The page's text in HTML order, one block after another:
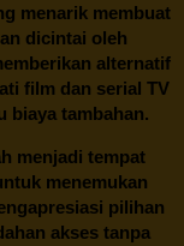
menarik membuat
dicintai oleh
alternatif
film dan serial TV
biaya tambahan.
menjadi tempat
menemukan
pilihan
akses tanpa